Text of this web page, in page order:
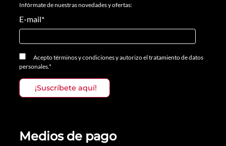
Infórmate de nuestras novedades y ofertas:
E-mail*
Aceptotérminos y condicionesyautorizo el tratamiento de datos
personales.*
Medios de pago